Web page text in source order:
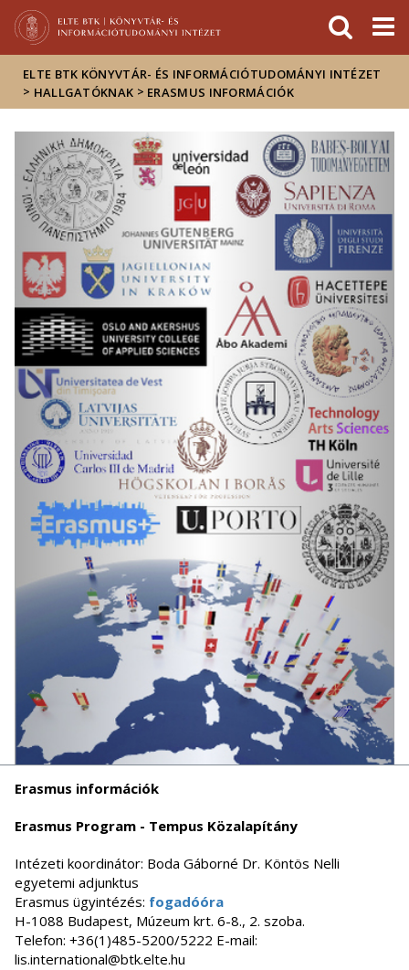
Hírek
Események
ELTE a
sajtóban
ELTE BTK KÖNYVTÁR- ÉS INFORMÁCIÓTUDOMÁNYI INTÉZET
> HALLGATÓKNAK > ERASMUS INFORMÁCIÓK
Erasmus információk
Erasmus Program - Tempus Közalapítány
Intézeti koordinátor: Boda Gáborné Dr. Köntös Nelli
egyetemi adjunktus
Erasmus ügyintézés: fogadóóra
H-1088 Budapest, Múzeum krt. 6-8., 2. szoba.
Telefon: +36(1)485-5200/5222 E-mail:
lis.international@btk.elte.hu